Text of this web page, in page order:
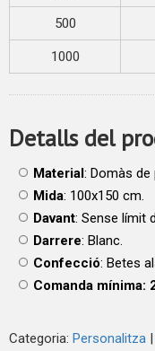
500
1000
Detalls del
Material: Domàs de
Mida: 100x150 cm.
Davant: Sense límit
Darrere: Blanc.
Confecció: Betes
Comanda mínima:
Categoria: Personalitza |